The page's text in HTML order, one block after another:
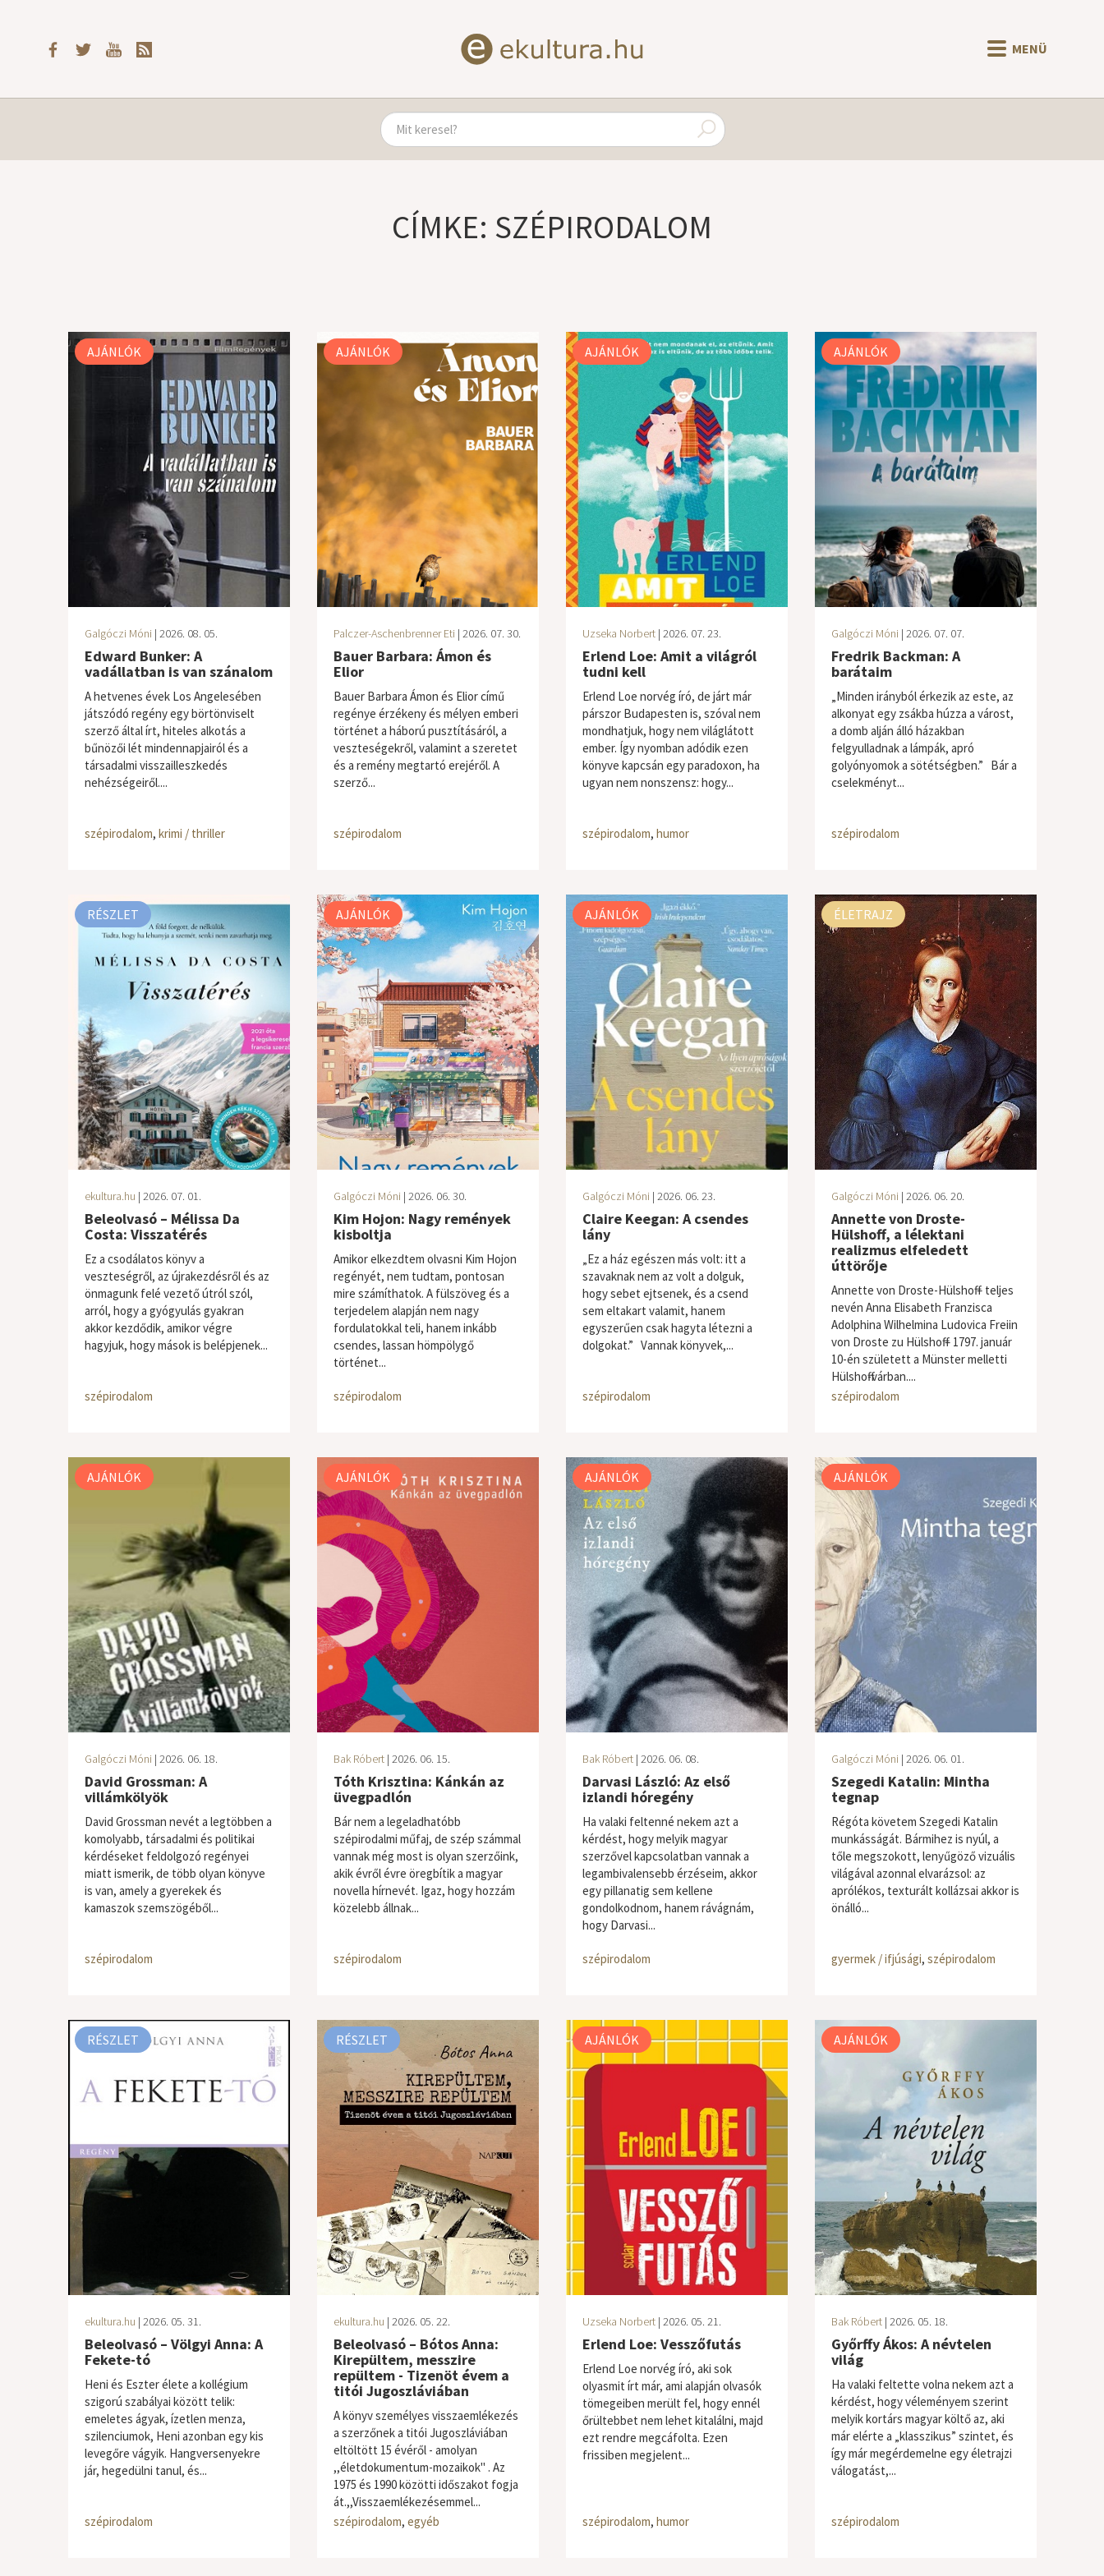
MENÜ
CÍMKE: SZÉPIRODALOM
AJÁNLÓK
Galgóczi Móni | 2026. 08. 05.
Edward Bunker: A
vadállatban is van szánalom
A hetvenes évek Los Angelesében
játszódó regény egy börtönviselt
szerző által írt, hiteles alkotás a
bűnözői lét mindennapjairól és a
társadalmi visszailleszkedés
nehézségeiről....
szépirodalom, krimi / thriller
AJÁNLÓK
Palczer-Aschenbrenner Eti | 2026. 07. 30.
Bauer Barbara: Ámon és
Elior
Bauer Barbara Ámon és Elior című
regénye érzékeny és mélyen emberi
történet a háború pusztításáról, a
veszteségekről, valamint a szeretet
és a remény megtartó erejéről. A
szerző...
szépirodalom
AJÁNLÓK
Uzseka Norbert| 2026. 07. 23.
Erlend Loe: Amit a világról
tudni kell
Erlend Loe norvég író, de járt már
párszor Budapesten is, szóval nem
mondhatjuk, hogy nem világlátott
ember. Így nyomban adódik ezen
könyve kapcsán egy paradoxon, ha
ugyan nem nonszensz: hogy...
szépirodalom, humor
AJÁNLÓK
Galgóczi Móni | 2026. 07. 07.
Fredrik Backman: A
barátaim
„Minden irányból érkezik az este, az
alkonyat egy zsákba húzza a várost,
a domb alján álló házakban
felgyulladnak a lámpák, apró
golyónyomok a sötétségben.” Bár a
cselekményt...
szépirodalom
RÉSZLET
ekultura.hu | 2026. 07. 01.
Beleolvasó – Mélissa Da
Costa: Visszatérés
Ez a csodálatos könyv a
veszteségről, az újrakezdésről és az
önmagunk felé vezető útról szól,
arról, hogy a gyógyulás gyakran
akkor kezdődik, amikor végre
hagyjuk, hogy mások is belépjenek...
szépirodalom
AJÁNLÓK
Galgóczi Móni | 2026. 06. 30.
Kim Hojon: Nagy remények
kisboltja
Amikor elkezdtem olvasni Kim Hojon
regényét, nem tudtam, pontosan
mire számíthatok. A fülszöveg és a
terjedelem alapján nem nagy
fordulatokkal teli, hanem inkább
csendes, lassan hömpölygő
történet...
szépirodalom
AJÁNLÓK
Galgóczi Móni | 2026. 06. 23.
Claire Keegan: A csendes
lány
„Ez a ház egészen más volt: itt a
szavaknak nem az volt a dolguk,
hogy sebet ejtsenek, és a csend
sem eltakart valamit, hanem
egyszerűen csak hagyta létezni a
dolgokat.” Vannak könyvek,...
szépirodalom
ÉLETRAJZ
Galgóczi Móni | 2026. 06. 20.
Annette von Droste-
Hülshoff, a lélektani
realizmus elfeledett
úttörője
Annette von Droste-Hülshoff – teljes
nevén Anna Elisabeth Franzisca
Adolphina Wilhelmina Ludovica Freiin
von Droste zu Hülshoff – 1797. január
10-én született a Münster melletti
Hülshoff-várban....
szépirodalom
AJÁNLÓK
Galgóczi Móni | 2026. 06. 18.
David Grossman: A
villámkölyök
David Grossman nevét a legtöbben a
komolyabb, társadalmi és politikai
kérdéseket feldolgozó regényei
miatt ismerik, de több olyan könyve
is van, amely a gyerekek és
kamaszok szemszögéből...
szépirodalom
AJÁNLÓK
Bak Róbert| 2026. 06. 15.
Tóth Krisztina: Kánkán az
üvegpadlón
Bár nem a legeladhatóbb
szépirodalmi műfaj, de szép számmal
vannak még most is olyan szerzőink,
akik évről évre öregbítik a magyar
novella hírnevét. Igaz, hogy hozzám
közelebb állnak...
szépirodalom
AJÁNLÓK
Bak Róbert| 2026. 06. 08.
Darvasi László: Az első
izlandi hóregény
Ha valaki feltenné nekem azt a
kérdést, hogy melyik magyar
szerzővel kapcsolatban vannak a
legambivalensebb érzéseim, akkor
egy pillanatig sem kellene
gondolkodnom, hanem rávágnám,
hogy Darvasi...
szépirodalom
AJÁNLÓK
Galgóczi Móni | 2026. 06. 01.
Szegedi Katalin: Mintha
tegnap
Régóta követem Szegedi Katalin
munkásságát. Bármihez is nyúl, a
tőle megszokott, lenyűgöző vizuális
világával azonnal elvarázsol: az
aprólékos, texturált kollázsai akkor is
önálló...
gyermek / ifjúsági, szépirodalom
RÉSZLET
ekultura.hu | 2026. 05. 31.
Beleolvasó – Völgyi Anna: A
Fekete-tó
Heni és Eszter élete a kollégium
szigorú szabályai között telik:
emeletes ágyak, ízetlen menza,
szilenciumok, Heni azonban egy kis
levegőre vágyik. Hangversenyekre
jár, hegedülni tanul, és...
szépirodalom
RÉSZLET
ekultura.hu | 2026. 05. 22.
Beleolvasó – Bótos Anna:
Kirepültem, messzire
repültem - Tizenöt évem a
titói Jugoszláviában
A könyv személyes visszaemlékezés
a szerzőnek a titói Jugoszláviában
eltöltött 15 évéről - amolyan
,,életdokumentum-mozaikok" . Az
1975 és 1990 közötti időszakot fogja
át.,,Visszaemlékezésemmel...
szépirodalom, egyéb
AJÁNLÓK
Uzseka Norbert| 2026. 05. 21.
Erlend Loe: Vesszőfutás
Erlend Loe norvég író, aki sok
olyasmit írt már, ami alapján olvasók
tömegeiben merült fel, hogy ennél
őrültebbet nem lehet kitalálni, majd
ezt rendre megcáfolta. Ezen
frissiben megjelent...
szépirodalom, humor
AJÁNLÓK
Bak Róbert| 2026. 05. 18.
Győrffy Ákos: A névtelen
világ
Ha valaki feltette volna nekem azt a
kérdést, hogy véleményem szerint
melyik kortárs magyar költő az, aki
már elérte a „klasszikus” szintet, és
így már megérdemelne egy életrajzi
válogatást,...
szépirodalom